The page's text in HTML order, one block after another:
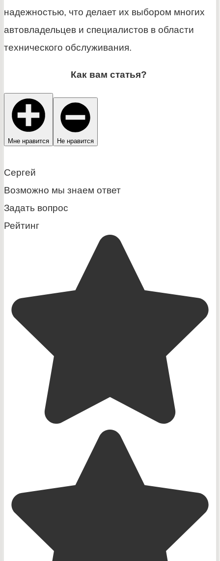
надежностью, что делает их выбором многих
автовладельцев и специалистов в области
технического обслуживания.
Как вам статья?
Мне нравится Не нравится
Сергей
Возможно мы знаем ответ
Задать вопрос
Рейтинг